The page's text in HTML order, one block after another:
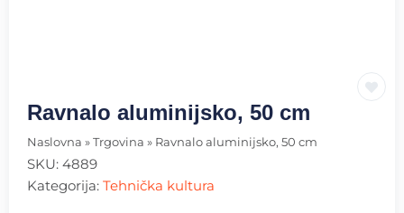
Ravnalo aluminijsko, 50 cm
Naslovna » Trgovina » Ravnalo aluminijsko, 50 cm
SKU: 4889
Kategorija: Tehnička kultura